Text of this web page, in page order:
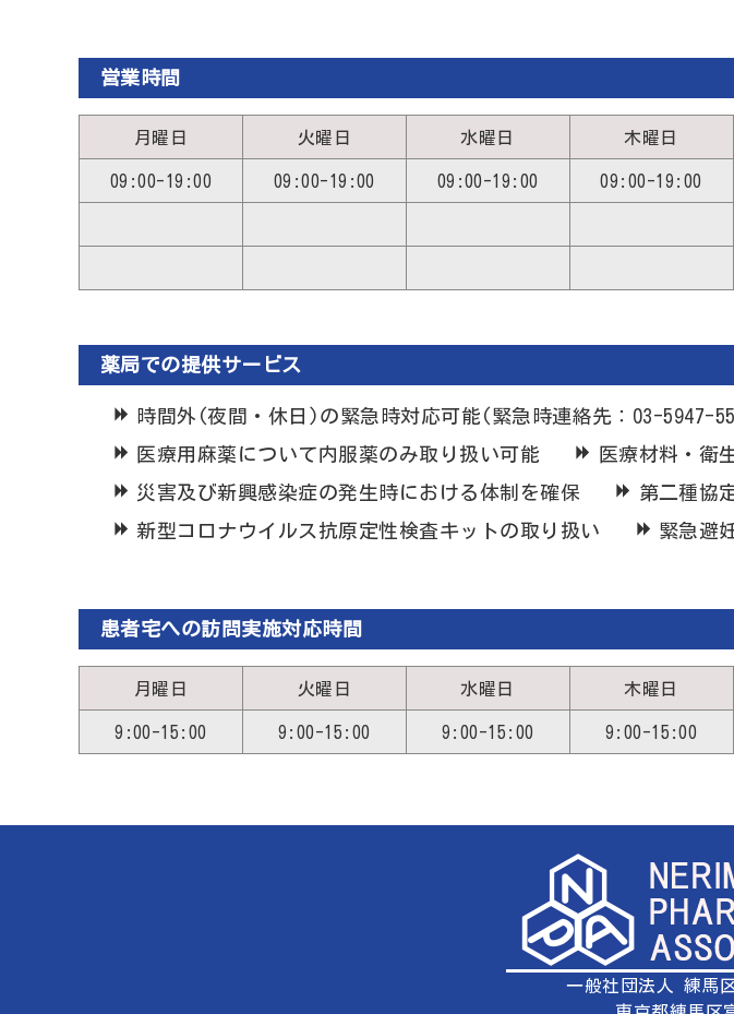
営業時間
月曜日
09:00-19:00
火曜日
09:00-19:00
水曜日
09:00-19:00
木曜日
09:00-19:00
薬局での提供サービス
時間外(夜間・休日)の緊急時対応可能(緊急時連絡先：03-5947-
医療用麻薬について内服薬のみ取り扱い可能
医療材料・衛
災害及び新興感染症の発生時における体制を確保
第二種協
新型コロナウイルス抗原定性検査キットの取り扱い
緊急避
患者宅への訪問実施対応時間
月曜日
9:00-15:00
火曜日
9:00-15:00
水曜日
9:00-15:00
木曜日
9:00-15:00
一般社団法人 練馬